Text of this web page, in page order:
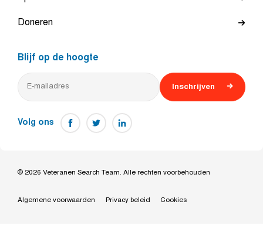
Doneren
Blijf op de hoogte
Inschrijven
Volg ons
© 2026 Veteranen Search Team. Alle rechten voorbehouden
Algemene voorwaarden Privacy beleid Cookies